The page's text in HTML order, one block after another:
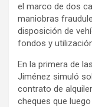
el marco de dos
maniobras
disposición de
fondos y
En la primera de
Jiménez simuló
contrato de
cheques que